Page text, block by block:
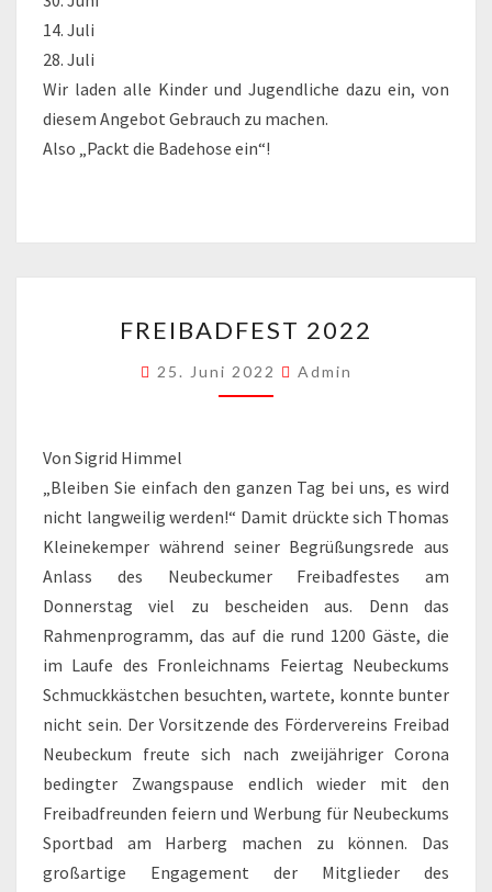
14. Juli
28. Juli
Wir laden alle Kinder und Jugendliche dazu ein, von
diesem Angebot Gebrauch zu machen.
Also „Packt die Badehose ein“!
2022
FREIBADFEST 2022
25. Juni 2022 Admin
Von Sigrid Himmel
„Bleiben Sie einfach den ganzen Tag bei uns, es wird
nicht langweilig werden!“ Damit drückte sich Thomas
Kleinekemper während seiner Begrüßungsrede aus
Anlass des Neubeckumer Freibadfestes am
Donnerstag viel zu bescheiden aus. Denn das
Rahmenprogramm, das auf die rund 1200 Gäste, die
im Laufe des Fronleichnams Feiertag Neubeckums
Schmuckkästchen besuchten, wartete, konnte bunter
nicht sein. Der Vorsitzende des Fördervereins Freibad
Neubeckum freute sich nach zweijähriger Corona
bedingter Zwangspause endlich wieder mit den
Freibadfreunden feiern und Werbung für Neubeckums
Sportbad am Harberg machen zu können. Das
großartige Engagement der Mitglieder des